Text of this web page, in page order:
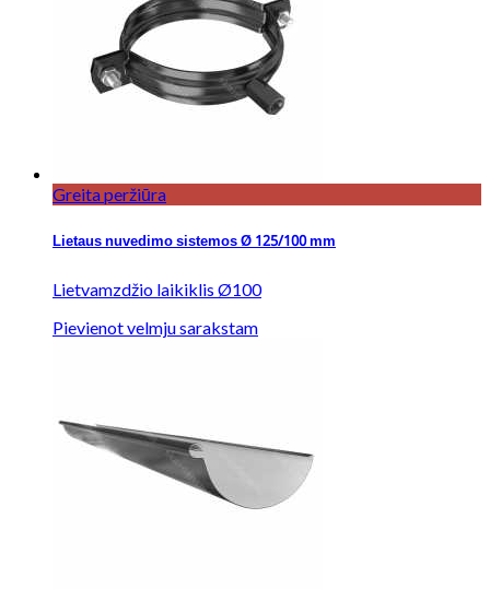
Greita peržiūra
Lietaus nuvedimo sistemos Ø 125/100 mm
Lietvamzdžio laikiklis Ø100
Pievienot velmju sarakstam